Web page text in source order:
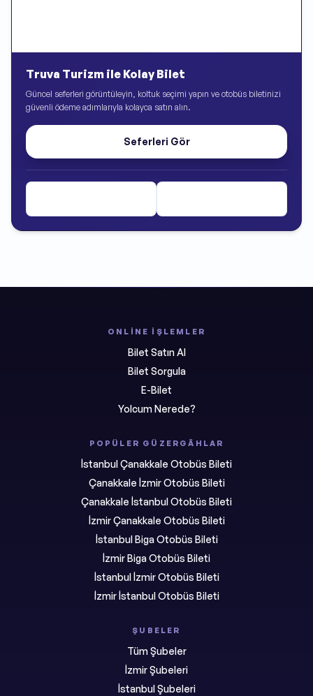
Truva Turizm ile Kolay Bilet
Güncel seferleri görüntüleyin, koltuk seçimi yapın ve otobüs biletinizi
güvenli ödeme adımlarıyla kolayca satın alın.
Seferleri Gör
ONLINE İŞLEMLER
Bilet Satın Al
Bilet Sorgula
E-Bilet
Yolcum Nerede?
POPÜLER GÜZERGÂHLAR
İstanbul Çanakkale Otobüs Bileti
Çanakkale İzmir Otobüs Bileti
Çanakkale İstanbul Otobüs Bileti
İzmir Çanakkale Otobüs Bileti
İstanbul Biga Otobüs Bileti
İzmir Biga Otobüs Bileti
İstanbul İzmir Otobüs Bileti
İzmir İstanbul Otobüs Bileti
ŞUBELER
Tüm Şubeler
İzmir Şubeleri
İstanbul Şubeleri